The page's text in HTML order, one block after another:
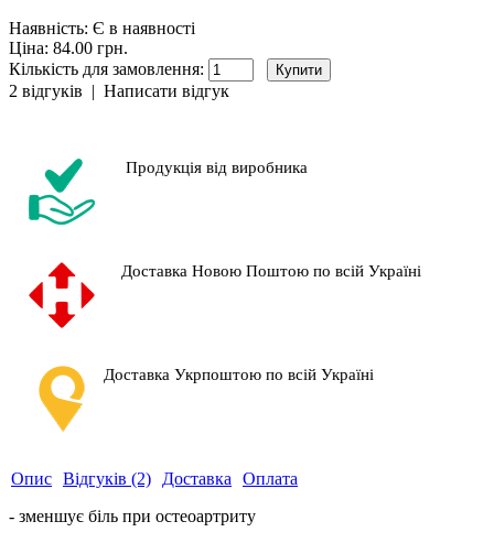
Наявність: Є в наявності
Ціна: 84.00 грн.
Кількість для замовлення:
2 відгуків | Написати відгук
Продукція від виробника
Доставка Новою Поштою по всій Україні
Доставка Укрпоштою по всій Україні
Опис Відгуків (2) Доставка
Оплата
- зменшує біль при остеоартриту